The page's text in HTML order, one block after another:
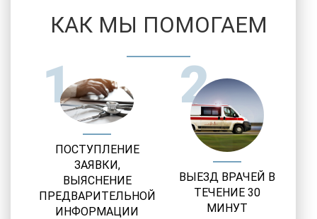
КАК МЫ ПОМОГАЕМ
1
ПОСТУПЛЕНИЕ
ЗАЯВКИ,
ВЫЯСНЕНИЕ
ПРЕДВАРИТЕЛЬНОЙ
ИНФОРМАЦИИ
2
ВЫЕЗД ВРАЧЕЙ В
ТЕЧЕНИЕ 30
МИНУТ